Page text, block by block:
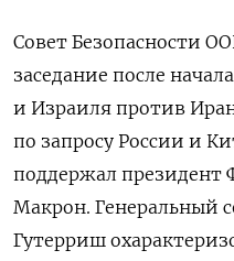
Совет Безопасности
заседание после
и Израиля против
по запросу России и
поддержал президент
Макрон. Генеральный
Гутерриш